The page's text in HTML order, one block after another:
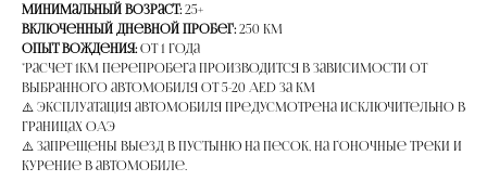
Минимальный возраст: 25+
Включенный дневной пробег: 250 км
Опыт вождения: от 1 года
*расчет 1км перепробега производится в зависимости от
выбранного автомобиля от 5-20 AED за км
⚠️ Эксплуатация автомобиля предусмотрена исключительно в
границах ОАЭ
⚠️ Запрещены выезд в пустыню на песок, на гоночные треки и
курение в автомобиле.